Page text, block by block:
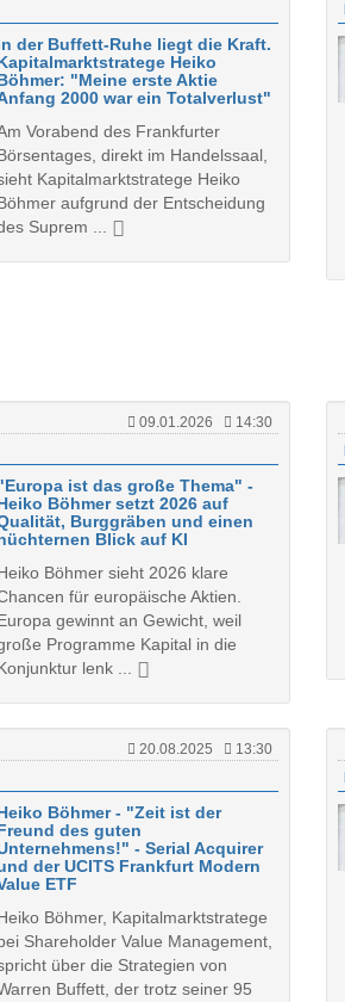
der Buffett-Ruhe liegt die Kraft.
Heiko
"Meine erste Aktie
2000 war ein Totalverlust"
Vorabend des Frankfurter
direkt im Handelssaal,
Kapitalmarktstratege Heiko
aufgrund der Entscheidung
Suprem ...
09.01.2026
14:30
ist das große Thema" -
Böhmer setzt 2026 auf
Burggräben und einen
Blick auf KI
Böhmer sieht 2026 klare
für europäische Aktien.
gewinnt an Gewicht, weil
Programme Kapital in die
lenk ...
20.08.2025
13:30
Böhmer - "Zeit ist der
des guten
- Serial Acquirer
der UCITS Frankfurt Modern
ETF
Böhmer, Kapitalmarktstratege
Shareholder Value Management,
über die Strategien von
Buffett, der trotz seiner 95